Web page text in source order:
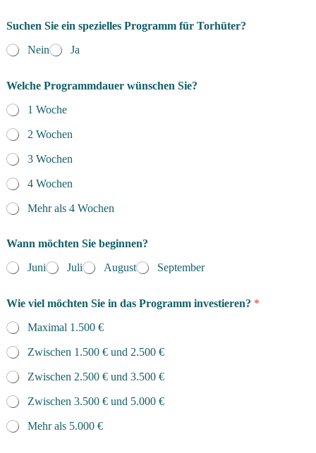
Suchen Sie ein spezielles Programm für Torhüter?
Nein
Ja
Welche Programmdauer wünschen Sie?
1 Woche
2 Wochen
3 Wochen
4 Wochen
Mehr als 4 Wochen
Wann möchten Sie beginnen?
Juni
Juli August September
Wie viel möchten Sie in das Programm investieren? *
Maximal 1.500 €
Zwischen 1.500 € und 2.500 €
Zwischen 2.500 € und 3.500 €
Zwischen 3.500 € und 5.000 €
Mehr als 5.000 €